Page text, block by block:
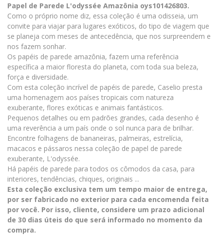
Papel de Parede L'odyssée Amazônia oys101426803.
Como o próprio nome diz, essa coleção é uma odisseia, um
convite para viajar para lugares exóticos, do tipo de viagem que
se planeja com meses de antecedência, que nos surpreendem e
nos fazem sonhar.
Os papéis de parede amazônia, fazem uma referência
específica a maior floresta do planeta, com toda sua beleza,
força e diversidade.
Com esta coleção incrível de papéis de parede, Caselio presta
uma homenagem aos países tropicais com natureza
exuberante, flores exóticas e animais fantásticos.
Pequenos detalhes ou em padrões grandes, cada desenho é
uma reverência a um país onde o sol nunca para de brilhar.
Encontre folhagens de bananeiras, palmeiras, estrelícia,
macacos e pássaros nessa coleção de papel de parede
exuberante, L'odyssée.
Há papéis de parede para todos os cômodos da casa, para
interiores, tendências, chiques, originais ...
Esta coleção exclusiva tem um tempo maior de entrega,
por ser fabricado no exterior para cada encomenda feita
por você. Por isso, cliente, considere um prazo adicional
de 30 dias úteis do que será informado no momento da
compra.